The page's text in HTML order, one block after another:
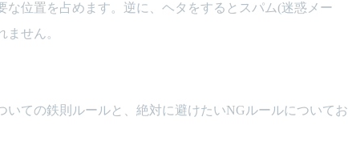
位置を占めます。逆に、ヘタをするとスパム(迷惑メー
せん。
ての鉄則ルールと、絶対に避けたいNGルールについてお